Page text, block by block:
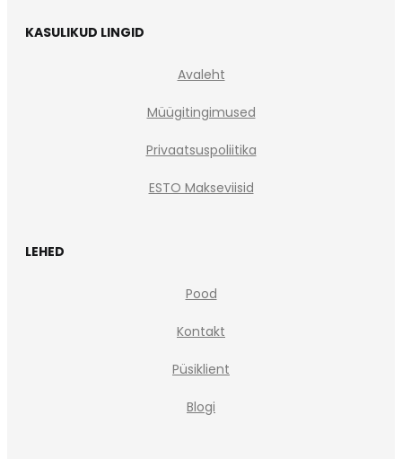
KASULIKUD LINGID
Avaleht
Müügitingimused
Privaatsuspoliitika
ESTO Makseviisid
LEHED
Pood
Kontakt
Püsiklient
Blogi